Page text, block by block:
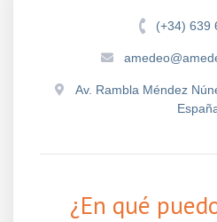
(+34) 639
Av. Rambla Méndez
¿En qué